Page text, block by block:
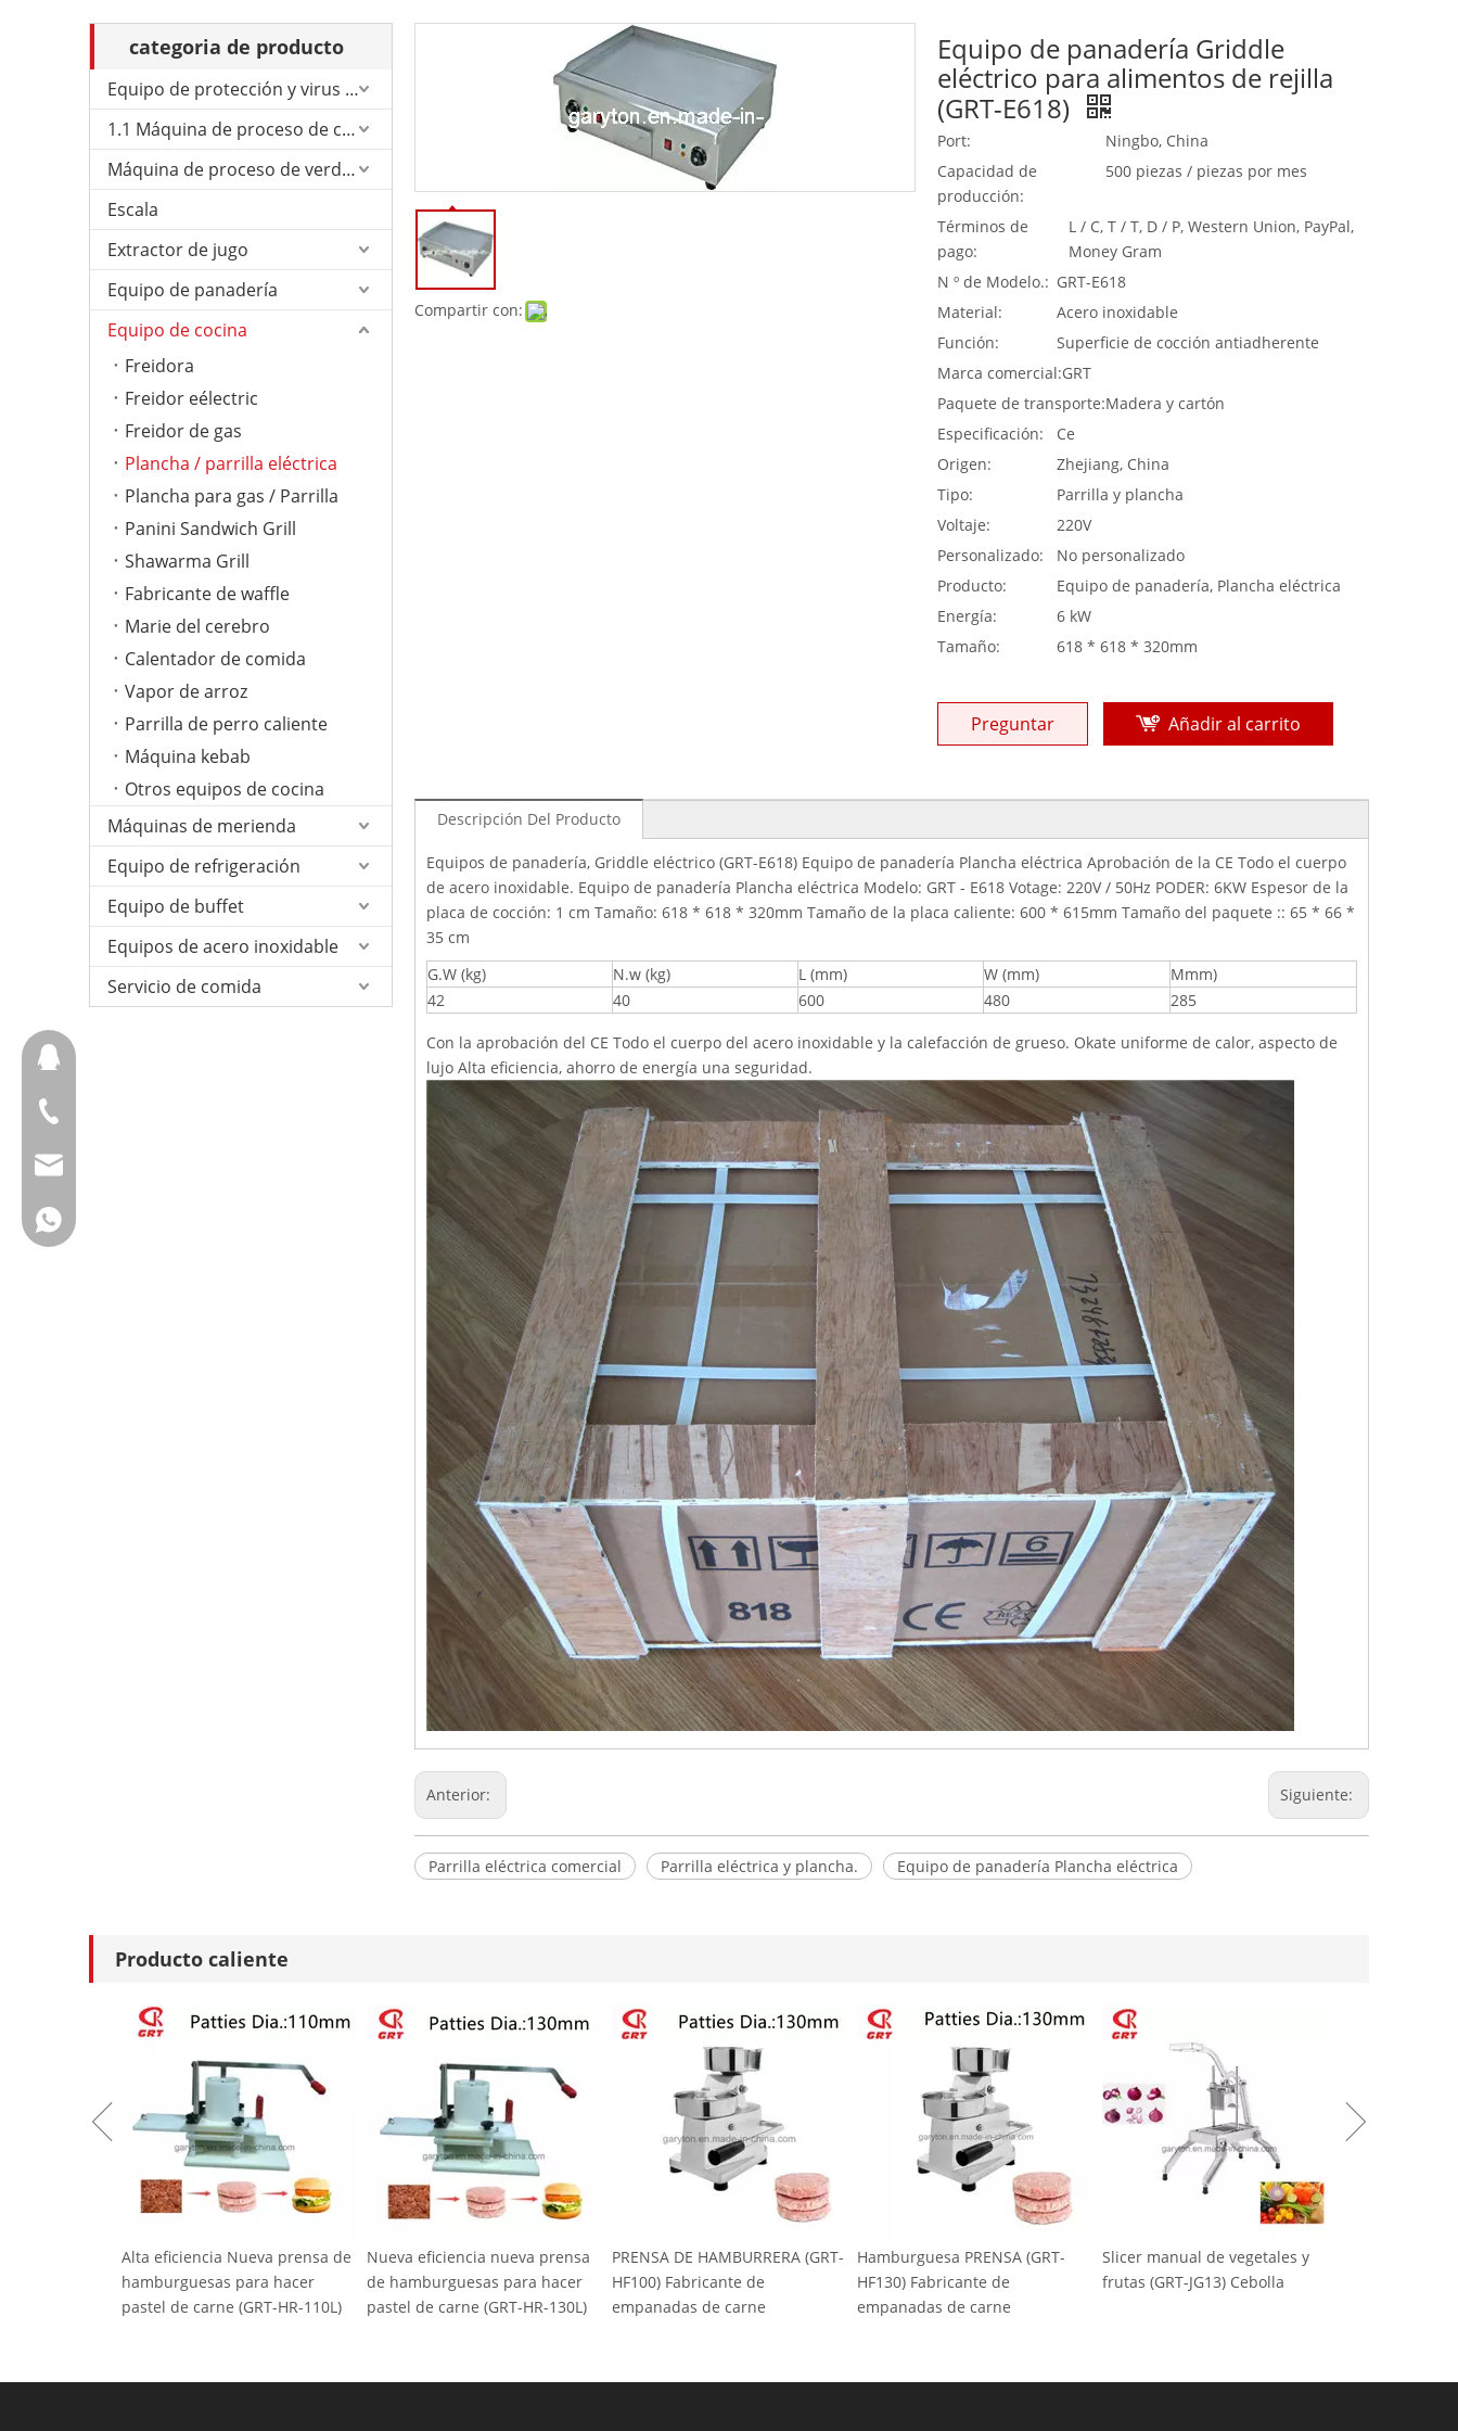
Equipo de buffet
Equipos de acero inoxidable
Servicio de comida
categoria de producto
Equipo de protección y virus de Corona.
1.1 Máquina de proceso de carne
Máquina de proceso de verduras
Escala
Extractor de jugo
Equipo de panadería
Equipo de cocina
Freidora
Freidor eélectric
Freidor de gas
Plancha / parrilla eléctrica
Plancha para gas / Parrilla
Panini Sandwich Grill
Shawarma Grill
Fabricante de waffle
Marie del cerebro
Calentador de comida
Vapor de arroz
Parrilla de perro caliente
Máquina kebab
Otros equipos de cocina
Máquinas de merienda
Equipo de refrigeración
Equipo de buffet
Equipos de acero inoxidable
Servicio de comida
Compartir con:
Equipo de panadería Griddle
eléctrico para alimentos de rejilla
(GRT-E618)
Port:
Ningbo, China
Capacidad de
producción:
500 piezas / piezas por mes
Términos de
pago:
L / C, T / T, D / P, Western Union, PayPal,
Money Gram
N º de Modelo.: GRT-E618
Material:
Acero inoxidable
Función:
Superficie de cocción antiadherente
Marca comercial:GRT
Paquete de transporte:Madera y cartón
Especificación:
Ce
Origen:
Zhejiang, China
Tipo:
Parrilla y plancha
Voltaje:
220V
Personalizado:
No personalizado
Producto:
Equipo de panadería, Plancha eléctrica
Energía:
6 kW
Tamaño:
618 * 618 * 320mm
Preguntar Añadir al carrito
Descripción Del Producto
Equipos de panadería, Griddle eléctrico (GRT-E618) Equipo de panadería Plancha eléctrica Aprobación de la CE Todo el cuerpo
de acero inoxidable. Equipo de panadería Plancha eléctrica Modelo: GRT - E618 Votage: 220V / 50Hz PODER: 6KW Espesor de la
placa de cocción: 1 cm Tamaño: 618 * 618 * 320mm Tamaño de la placa caliente: 600 * 615mm Tamaño del paquete :: 65 * 66 *
35 cm
G.W (kg)
N.w (kg) L (mm) W (mm)
Mmm)
42
40 600 480 285
Con la aprobación del CE Todo el cuerpo del acero inoxidable y la calefacción de grueso. Okate uniforme de calor, aspecto de
lujo Alta eficiencia, ahorro de energía una seguridad.
Anterior: Siguiente:
Parrilla eléctrica comercial Parrilla eléctrica y plancha. Equipo de panadería Plancha eléctrica
Producto caliente
eficiencia Nueva prensa de
para hacer
de carne (GRT-HR-110L)
Nueva eficiencia nueva prensa
de hamburguesas para hacer
pastel de carne (GRT-HR-130L)
PRENSA DE HAMBURRERA (GRT-
HF100) Fabricante de
empanadas de carne
Hamburguesa PRENSA (GRT-
HF130) Fabricante de
empanadas de carne
Slicer manual de vegetales y
frutas (GRT-JG13) Cebolla
Máquina de hielo comercial de
nieve (GRT-SZB-20) AC220